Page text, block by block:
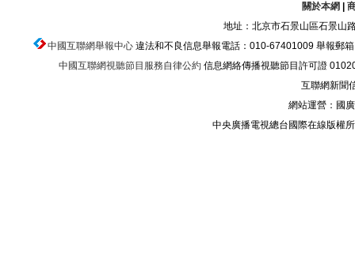
關於本網
地址：北京市石景山區石景山
中國互聯網舉報中心違法和不良信息舉報電話：010-67401009 舉報郵
中國互聯網視聽節目服務自律公約信息網絡傳播視聽節目許可證
互聯網新聞
網站運營：國
中央廣播電視總台國際在線版權